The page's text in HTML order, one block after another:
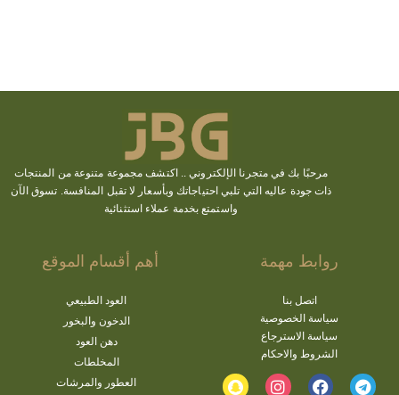
مرحبًا بك في متجرنا الإلكتروني .. اكتشفمجموعة متنوعة من المنتجات
ذات جودة عاليه التي تلبي احتياجاتك وبأسعار لا تقبل المنافسة. تسوق الآن
واستمتع بخدمة عملاء استثنائية
أهم أقسام الموقع
العود الطبيعي
الدخون والبخور
دهن العود
المخلطات
العطور والمرشات
روابط مهمة
اتصل بنا
سياسة الخصوصية
سياسة الاسترجاع
الشروط والاحكام